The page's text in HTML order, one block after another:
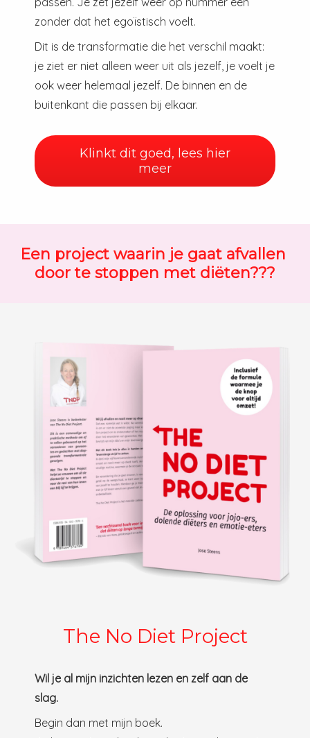
zonder dat het egoïstisch voelt.
Dit is de transformatie die het verschil maakt:
je ziet er niet alleen weer uit als jezelf, je voelt je
ook weer helemaal jezelf. De binnen en de
buitenkant die passen bij elkaar.
Klinkt dit goed, lees hier
meer
Een project waarin je gaat afvallen
door te stoppen met diëten???
The No Diet Project
Wil je al mijn inzichten lezen en zelf aan de
slag.
Begin dan met mijn boek.